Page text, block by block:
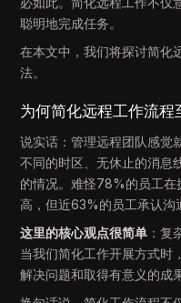
聪明地完成任务。
在本文中，我们将探讨简化
法。
为何简化远程工作流程
说实话：管理远程团队感觉
不同的时区、无休止的消息
的情况。难怪78%的员工在
高，但近63%的员工承认沟
这里的核心观点很简单 ：复
当我们简化工作开展方式时
解决问题和取得有意义的成